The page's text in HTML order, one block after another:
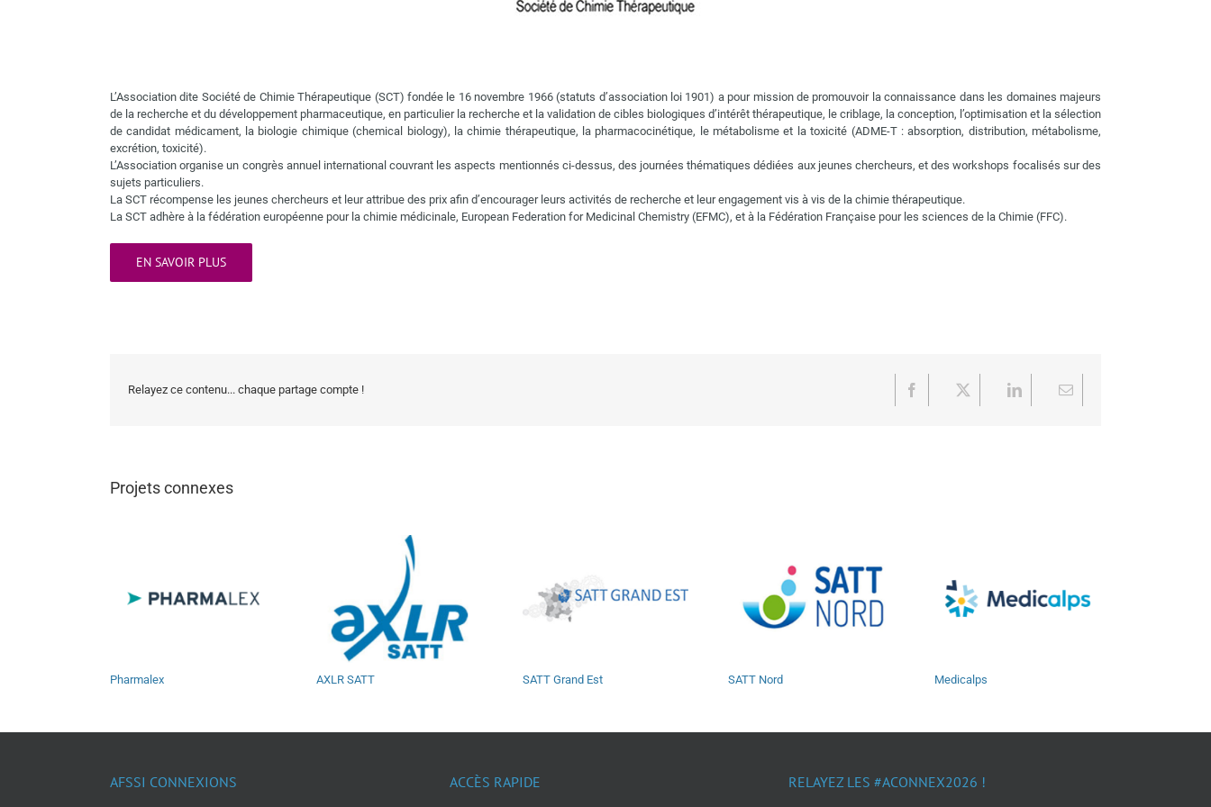
L’Association dite Société de Chimie Thérapeutique (SCT) fondée le 16 novembre 1966 (statuts d’association loi 1901) a pour mission de promouvoir la connaissance dans les domaines majeurs
de la recherche et du développement pharmaceutique, en particulier la recherche et la validation de cibles biologiques d’intérêt thérapeutique, le criblage, la conception, l’optimisation et la sélection
de candidat médicament, la biologie chimique (chemical biology), la chimie thérapeutique, la pharmacocinétique, le métabolisme et la toxicité (ADME-T : absorption, distribution, métabolisme,
excrétion, toxicité).
L’Association organise un congrès annuel international couvrant les aspects mentionnés ci-dessus, des journées thématiques dédiées aux jeunes chercheurs, et des workshops focalisés sur des
sujets particuliers.
La SCT récompense les jeunes chercheurs et leur attribue des prix afin d’encourager leurs activités de recherche et leur engagement vis à vis de la chimie thérapeutique.
La SCT adhère à la fédération européenne pour la chimie médicinale, European Federation for Medicinal Chemistry (EFMC), et à la Fédération Française pour les sciences de la Chimie (FFC).
EN SAVOIR PLUS
Relayez ce contenu... chaque partage compte ! Facebook LinkedInEmail
Projets connexes
Pharmalex AXLR SATT SATT Grand Est SATT Nord Medicalps
AFSSI CONNEXIONS ACCÈS RAPIDE RELAYEZ LES #ACONNEX2026 !